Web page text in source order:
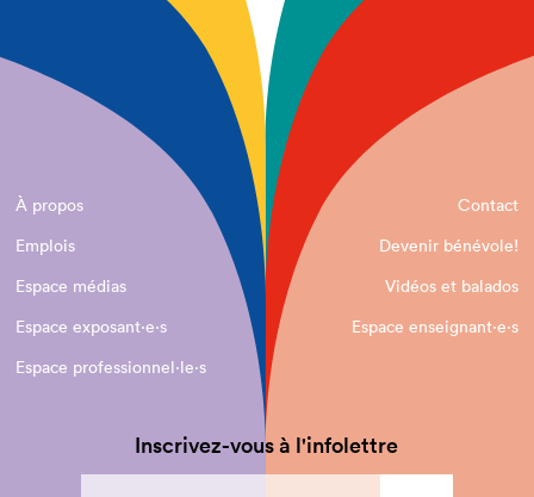
À propos
Contact
Emplois
Devenir bénévole!
Espace médias
Vidéos et balados
Espace exposant·e⋅s
Espace enseignant·e⋅s
Espace professionnel·le⋅s
Inscrivez-vous à l'infolettre